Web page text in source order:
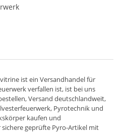
ist ein Versandhandelfür
verfallen ist, ist bei uns
Versand deutschlandweit,
, Pyrotechnik und
kaufen und
geprüfte Pyro-Artikel mit